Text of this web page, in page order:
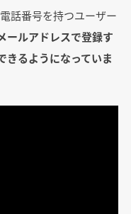
話番号を持つユーザー
ールアドレスで登録す
きるようになっていま